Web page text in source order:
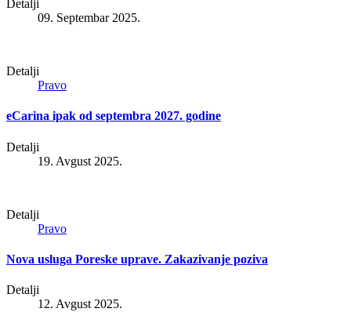
Detalji
09. Septembar 2025.
Detalji
Pravo
eCarina ipak od septembra 2027. godine
Detalji
19. Avgust 2025.
Detalji
Pravo
Nova usluga Poreske uprave. Zakazivanje poziva
Detalji
12. Avgust 2025.